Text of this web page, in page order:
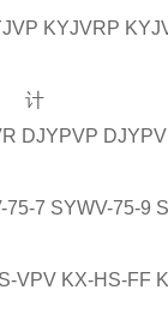
KYJVRP
DJYPVP
7 SYWV-75-9
KX-HS-FF